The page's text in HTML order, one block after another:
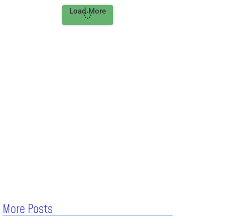
Load More
More Posts